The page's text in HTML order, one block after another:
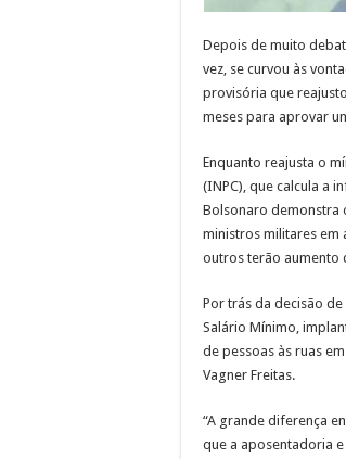
Depois de muito
vez, se curvou às
provisória que
meses para aprovar
Enquanto reajusta o
(INPC), que calcula a
Bolsonaro demonstra
ministros militares em
outros terão aumento
Por trás da decisão
Salário Mínimo,
de pessoas às ruas
Vagner Freitas.
“A grande diferença
que a aposentadoria